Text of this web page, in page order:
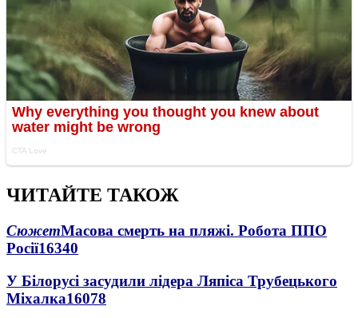
ЧИТАЙТЕ ТАКОЖ
СюжетМасова смерть на пляжі. Робота ППО
Росії16340
У Білорусі засудили лідера Ляпіса Трубецького
Міхалка16078